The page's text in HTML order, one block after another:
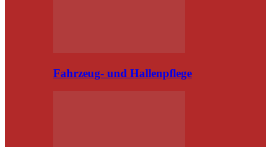
Fahrzeug- und Hallenpflege